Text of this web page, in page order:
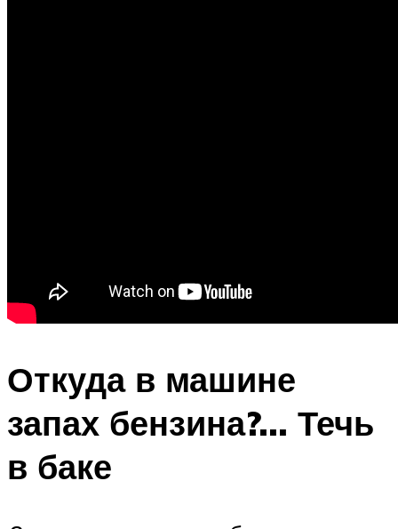
Откуда в машине
запах бензина?… Течь
в баке